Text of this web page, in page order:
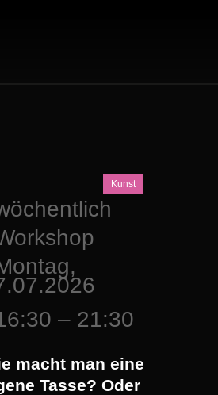
Kunst
– 21:30
macht man eine
Tasse? Oder